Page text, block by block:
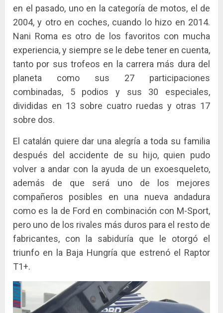
en el pasado, uno en la categoría de motos, el de
2004, y otro en coches, cuando lo hizo en 2014.
Nani Roma es otro de los favoritos con mucha
experiencia, y siempre se le debe tener en cuenta,
tanto por sus trofeos en la carrera más dura del
planeta como sus 27 participaciones
combinadas, 5 podios y sus 30 especiales,
divididas en 13 sobre cuatro ruedas y otras 17
sobre dos.
El catalán quiere dar una alegría a toda su familia
después del accidente de su hijo, quien pudo
volver a andar con la ayuda de un exoesqueleto,
además de que será uno de los mejores
compañeros posibles en una nueva andadura
como es la de Ford en combinación con M-Sport,
pero uno de los rivales más duros para el resto de
fabricantes, con la sabiduría que le otorgó el
triunfo en la Baja Hungría que estrenó el Raptor
T1+.